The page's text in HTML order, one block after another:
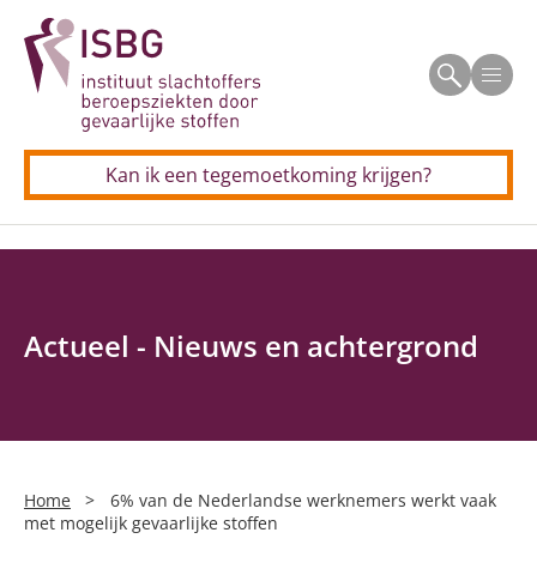
Beroepsziekten
Allergisch beroepsastma
CSE (schildersziekte)
Longkanker door asbest
Neus(bijholte)kanker door houtstof
Uw aanvraag in 5 stappen
Persoonlijke verhalen
Veelgestelde vragen
Voor professionals
CSE (schildersziekte)
Longkanker door silica
Neus(bijholte)kanker door houtstof
Kan ik een tegemoetkoming krijgen?
Actueel - Nieuws en achtergrond
Home >
6% van de Nederlandse werknemers werkt vaak
met mogelijk gevaarlijke stoffen